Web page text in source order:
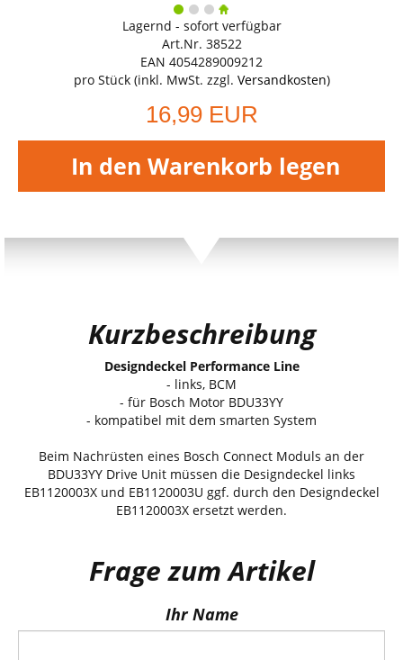
Lagernd - sofort verfügbar
Art.Nr. 38522
EAN 4054289009212
pro Stück (inkl. MwSt. zzgl. Versandkosten)
16,99 EUR
In den Warenkorb legen
Kurzbeschreibung
Designdeckel Performance Line
- links, BCM
- für Bosch Motor BDU33YY
- kompatibel mit dem smarten System
Beim Nachrüsten eines Bosch Connect Moduls an der
BDU33YY Drive Unit müssen die Designdeckel links
EB1120003X und EB1120003U ggf. durch den Designdeckel
EB1120003X ersetzt werden.
Frage zum Artikel
Ihr Name